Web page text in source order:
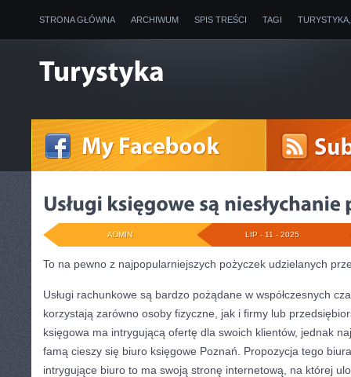
STRONA GŁÓWNA ARCHIWUM SPIS TREŚCI TAGI
LIP - 11 - 2025
ADMIN
To na pewno z najpopularniejszych pożyczek udzielanych
Usługi rachunkowe są bardzo pożądane w współczesnych
korzystają zarówno osoby fizyczne, jak i firmy lub
księgowa ma intrygującą ofertę dla swoich klientów, jednak
famą cieszy się biuro księgowe Poznań. Propozycja tego
intrygujące biuro to ma swoją stronę internetową, na której